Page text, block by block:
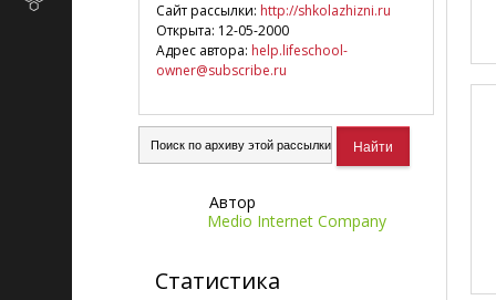
маркетингСайт рассылки: http://shkolazhizni.ru
Открыта: 12-05-2000
Адрес автора: help.lifeschool-
owner@subscribe.ru
Автор
Medio Internet Company
Статистика